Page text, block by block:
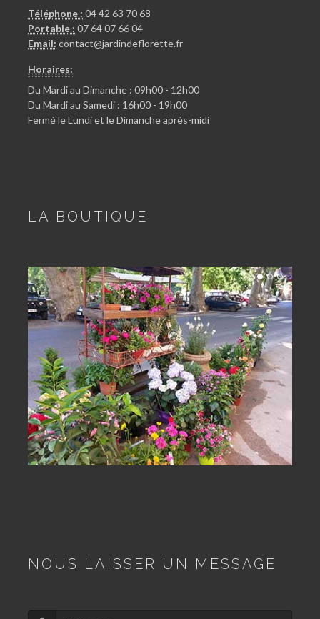
Téléphone : 04 42 63 70 68
Portable : 07 64 07 66 04
Email: contact@jardindeflorette.fr
Horaires:
Du Mardi au Dimanche : 09h00 - 12h00
Du Mardi au Samedi : 16h00 - 19h00
Fermé le Lundi et le Dimanche après-midi
LA BOUTIQUE
NOUS LAISSER UN MESSAGE